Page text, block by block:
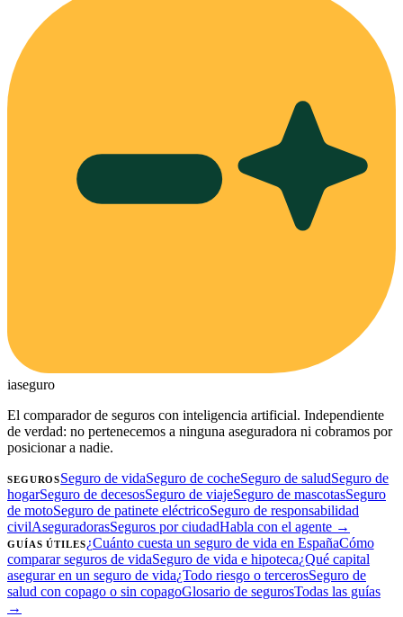
iaseguro
El comparador de seguros con inteligencia artificial. Independiente
de verdad: no pertenecemos a ninguna aseguradora ni cobramos por
posicionar a nadie.
SEGUROSSeguro de vidaSeguro de cocheSeguro de saludSeguro de
hogarSeguro de decesosSeguro de viajeSeguro de mascotasSeguro
de motoSeguro de patinete eléctricoSeguro de responsabilidad
civilAseguradorasSeguros por ciudadHabla con el agente →
GUÍAS ÚTILES¿Cuánto cuesta un seguro de vida en EspañaCómo
comparar seguros de vidaSeguro de vida e hipoteca¿Qué capital
asegurar en un seguro de vida¿Todo riesgo o tercerosSeguro de
salud con copago o sin copagoGlosario de segurosTodas las guías
→